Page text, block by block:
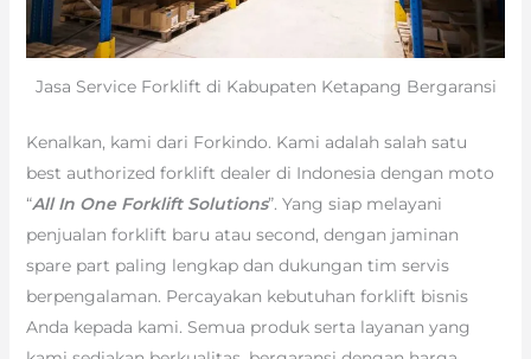
Jasa Service Forklift di Kabupaten Ketapang Bergaransi
Kenalkan, kami dari Forkindo. Kami adalah salah satu
best authorized forklift dealer di Indonesia dengan moto
“All In One Forklift Solutions”. Yang siap melayani
penjualan forklift baru atau second, dengan jaminan
spare part paling lengkap dan dukungan tim servis
berpengalaman. Percayakan kebutuhan forklift bisnis
Anda kepada kami. Semua produk serta layanan yang